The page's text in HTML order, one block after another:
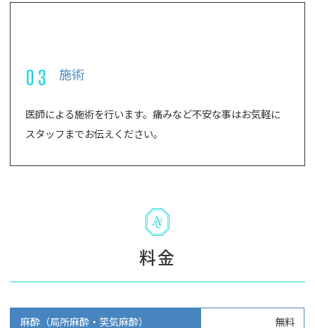
03 施術
医師による施術を行います。痛みなど不安な事はお気軽に
スタッフまでお伝えください。
料金
麻酔（局所麻酔・笑気麻酔） 無料